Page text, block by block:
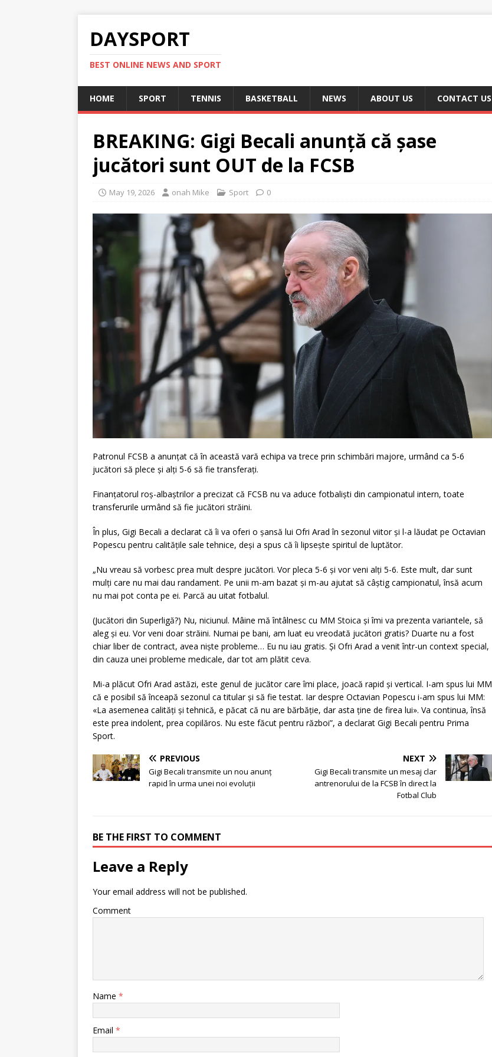
DAYSPORT
BEST ONLINE NEWS AND SPORT
HOME SPORT TENNIS BASKETBALL NEWS ABOUT US CONTACT US
BREAKING: Gigi Becali anunță că șase
jucători sunt OUT de la FCSB
May 19, 2026 onah Mike Sport 0
Patronul FCSB a anunțat că în această vară echipa va trece prin schimbări majore, urmând ca 5-6
jucători să plece și alți 5-6 să fie transferați.
Finanțatorul roș-albaștrilor a precizat că FCSB nu va aduce fotbaliști din campionatul intern, toate
transferurile urmând să fie jucători străini.
În plus, Gigi Becali a declarat că îi va oferi o șansă lui Ofri Arad în sezonul viitor și l-a lăudat pe Octavian
Popescu pentru calitățile sale tehnice, deși a spus că îi lipsește spiritul de luptător.
„Nu vreau să vorbesc prea mult despre jucători. Vor pleca 5-6 și vor veni alți 5-6. Este mult, dar sunt
mulți care nu mai dau randament. Pe unii m-am bazat și m-au ajutat să câștig campionatul, însă acum
nu mai pot conta pe ei. Parcă au uitat fotbalul.
(Jucători din Superligă?) Nu, niciunul. Mâine mă întâlnesc cu MM Stoica și îmi va prezenta variantele, să
aleg și eu. Vor veni doar străini. Numai pe bani, am luat eu vreodată jucători gratis? Duarte nu a fost
chiar liber de contract, avea niște probleme… Eu nu iau gratis. Și Ofri Arad a venit într-un context special,
din cauza unei probleme medicale, dar tot am plătit ceva.
Mi-a plăcut Ofri Arad astăzi, este genul de jucător care îmi place, joacă rapid și vertical. I-am spus lui MM
că e posibil să înceapă sezonul ca titular și să fie testat. Iar despre Octavian Popescu i-am spus lui MM:
«La asemenea calități și tehnică, e păcat că nu are bărbăție, dar asta ține de firea lui». Va continua, însă
este prea indolent, prea copilăros. Nu este făcut pentru război”, a declarat Gigi Becali pentru Prima
Sport.
PREVIOUS
Gigi Becali transmite un nou anunț
rapid în urma unei noi evoluții
NEXT
Gigi Becali transmite un mesaj clar
antrenorului de la FCSB în direct la
Fotbal Club
BE THE FIRST TO COMMENT
Leave a Reply
Your email address will not be published.
Comment
Name *
Email *